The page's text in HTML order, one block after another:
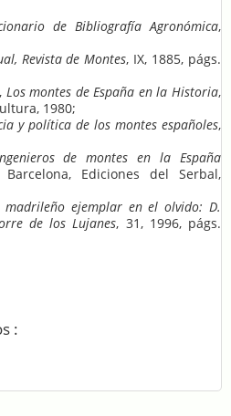
de Bibliografía Agronómica,
Revista de Montes, IX, 1885, págs.
Los montes de España en la Historia,
1980;
y política de los montes españoles,
de montes en la España
Barcelona, Ediciones del Serbal,
madrileño ejemplar en el olvido: D.
de los Lujanes, 31, 1996, págs.
: